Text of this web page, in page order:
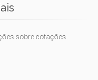
sobre cotações.